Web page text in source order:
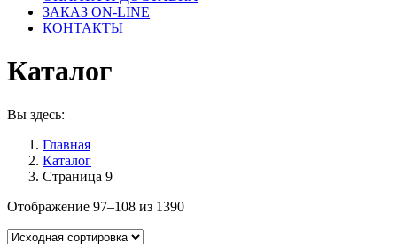
ЗАКАЗ ON-LINE
КОНТАКТЫ
Каталог
Вы здесь:
Главная
Каталог
Страница 9
Отображение 97–108 из 1390